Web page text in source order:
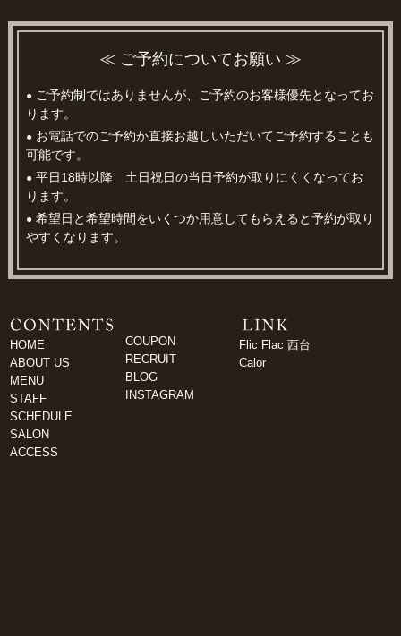
≪ ご予約についてお願い ≫
● ご予約制ではありませんが、ご予約のお客様優先となってお
ります。
● お電話でのご予約か直接お越しいただいてご予約することも
可能です。
● 平日18時以降 土日祝日の当日予約が取りにくくなってお
ります。
● 希望日と希望時間をいくつか用意してもらえると予約が取り
やすくなります。
HOME
ABOUT US
MENU
STAFF
SCHEDULE
SALON
ACCESS
COUPON
RECRUIT
BLOG
INSTAGRAM
Flic Flac 西台
Calor